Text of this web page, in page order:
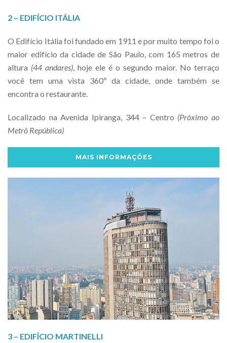
2 – EDIFÍCIO ITÁLIA
O Edifício Itália foi fundado em 1911 e por muito tempo foi o
maior edifício da cidade de São Paulo, com 165 metros de
altura (44 andares), hoje ele é o segundo maior. No terraço
você tem uma vista 360º da cidade, onde também se
encontra o restaurante.
Localizado na Avenida Ipiranga, 344 – Centro (Próximo ao
Metrô República)
MAIS INFORMAÇÕES
3 – EDIFÍCIO MARTINELLI